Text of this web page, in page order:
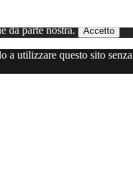
da parte nostra. Accetto
utilizzare questo sito